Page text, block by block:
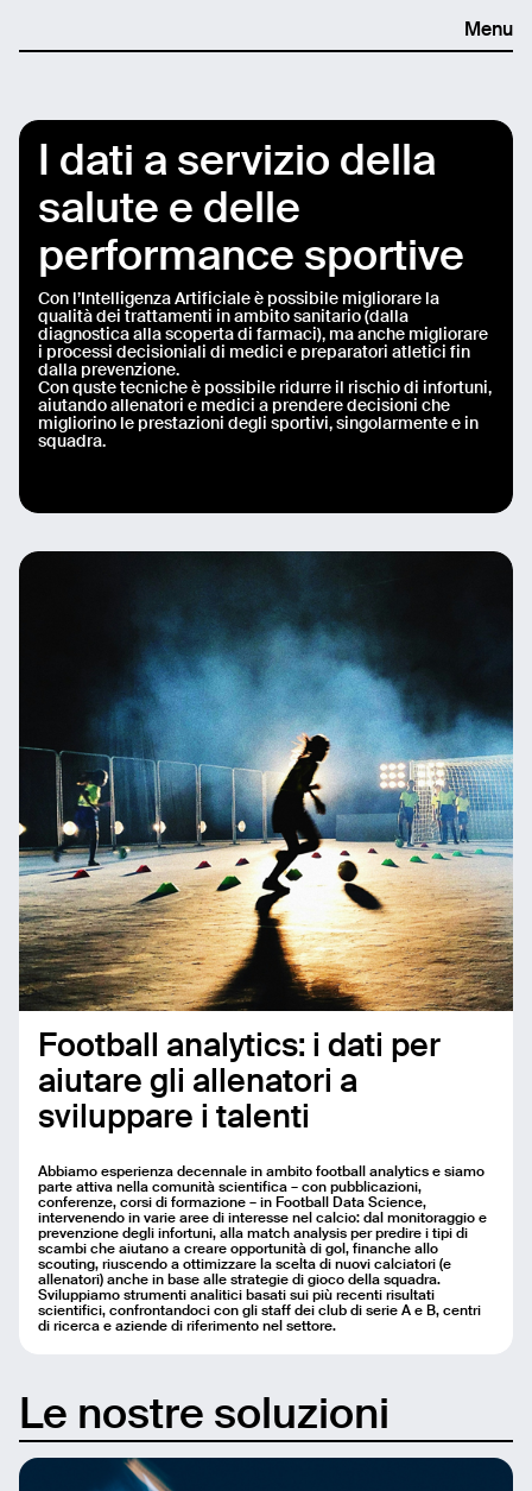
Menu
I dati a servizio della
salute e delle
performance sportive
Con l’Intelligenza Artificiale è possibile migliorare la
qualità dei trattamenti in ambito sanitario (dalla
diagnostica alla scoperta di farmaci), ma anche migliorare
i processi decisioniali di medici e preparatori atletici fin
dalla prevenzione.
Con quste tecniche è possibile ridurre il rischio di infortuni,
aiutando allenatori e medici a prendere decisioni che
migliorino le prestazioni degli sportivi, singolarmente e in
squadra.
Football analytics: i dati per
aiutare gli allenatori a
sviluppare i talenti
Abbiamo esperienza decennale in ambito football analytics e siamo
parte attiva nella comunità scientifica – con pubblicazioni,
conferenze, corsi di formazione – in Football Data Science,
intervenendo in varie aree di interesse nel calcio: dal monitoraggio e
prevenzione degli infortuni, alla match analysis per predire i tipi di
scambi che aiutano a creare opportunità di gol, finanche allo
scouting, riuscendo a ottimizzare la scelta di nuovi calciatori (e
allenatori) anche in base alle strategie di gioco della squadra.
Sviluppiamo strumenti analitici basati sui più recenti risultati
scientifici, confrontandoci con gli staff dei club di serie A e B, centri
di ricerca e aziende di riferimento nel settore.
Le nostre soluzioni